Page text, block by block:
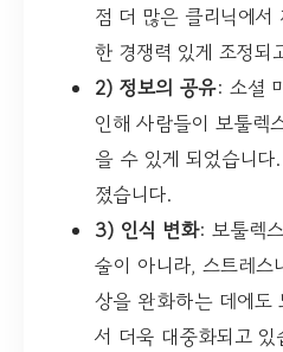
점 더 많은 클리닉에
한 경쟁력 있게 조정되
2) 정보의 공유: 소셜
인해 사람들이 보툴렉
을 수 있게 되었습니
졌습니다.
3) 인식 변화: 보툴렉
술이 아니라, 스트레스
상을 완화하는 데에도
서 더욱 대중화되고 있